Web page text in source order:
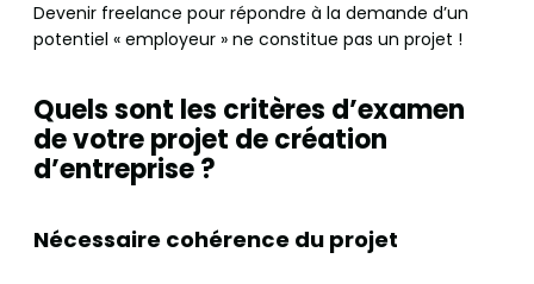
Devenir freelance pour répondre à la demande d’un
potentiel « employeur » ne constitue pas un projet !
Quels sont les critères d’examen
de votre projet de création
d’entreprise ?
Nécessaire cohérence du projet